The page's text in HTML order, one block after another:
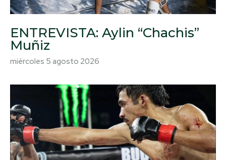
ENTREVISTA: Aylin “Chachis”
Muñiz
miércoles 5 agosto 2026